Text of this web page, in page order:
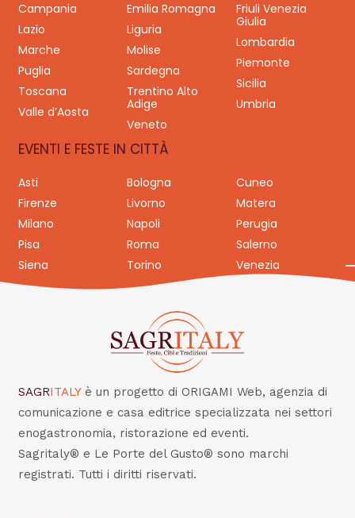
Campania
Emilia Romagna
Friuli Venezia
Giulia
Lazio
Liguria
Lombardia
Marche
Molise
Piemonte
Puglia
Sardegna
Sicilia
Toscana
Trentino Alto
Adige
Umbria
Valle d’Aosta
Veneto
EVENTI E FESTE IN CITTÀ
Asti Bologna
Cuneo
Firenze
Livorno
Matera
Milano
Napoli
Perugia
Pisa
Roma
Salerno
Siena
Torino Venezia
SAGRITALY è un progetto di ORIGAMI Web, agenzia di
comunicazione e casa editrice specializzata nei settori
enogastronomia, ristorazione ed eventi.
Sagritaly® e Le Porte del Gusto® sono marchi
registrati. Tutti i diritti riservati.